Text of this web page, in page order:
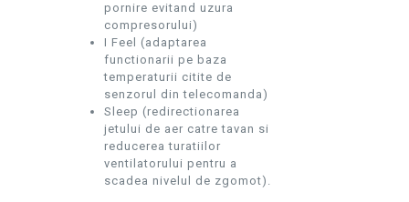
pornire evitand uzura
compresorului)
I Feel (adaptarea
functionarii pe baza
temperaturii citite de
senzorul din telecomanda)
Sleep (redirectionarea
jetului de aer catre tavan si
reducerea turatiilor
ventilatorului pentru a
scadea nivelul de zgomot).